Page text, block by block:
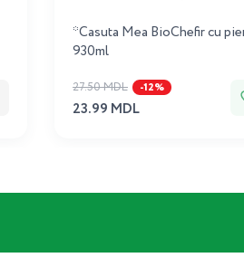
*Casuta Mea BioChefir cu
930ml
27.50 MDL -12%
23.99 MDL